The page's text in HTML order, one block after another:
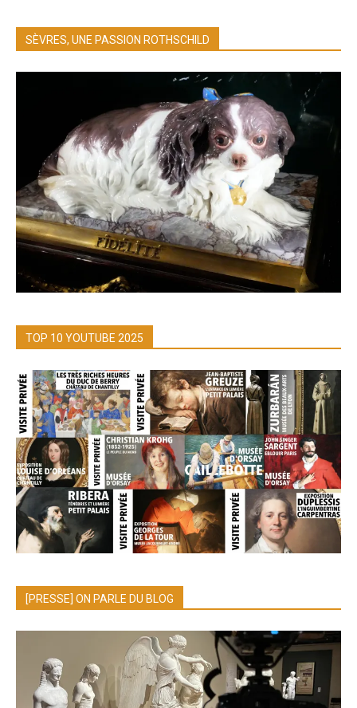
SÈVRES, UNE PASSION ROTHSCHILD
TOP 10 YOUTUBE 2025
[PRESSE] ON PARLE DU BLOG